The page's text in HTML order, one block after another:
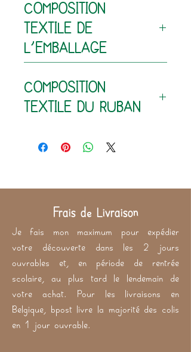
COMPOSITION
TEXTILE DE
L'EMBALLAGE
210 g/m²
COMPOSITION
TEXTILE DU RUBAN
60% polyester - 40% latex
Frais de Livraison
Je fais mon maximum pour expédier
votre découverte dans les 2 jours
ouvrables et, en période de rentrée
scolaire, au plus tard le lendemain de
votre achat. Pour les livraisons en
Belgique, bpost livre la majorité des colis
en 1 jour ouvrable.